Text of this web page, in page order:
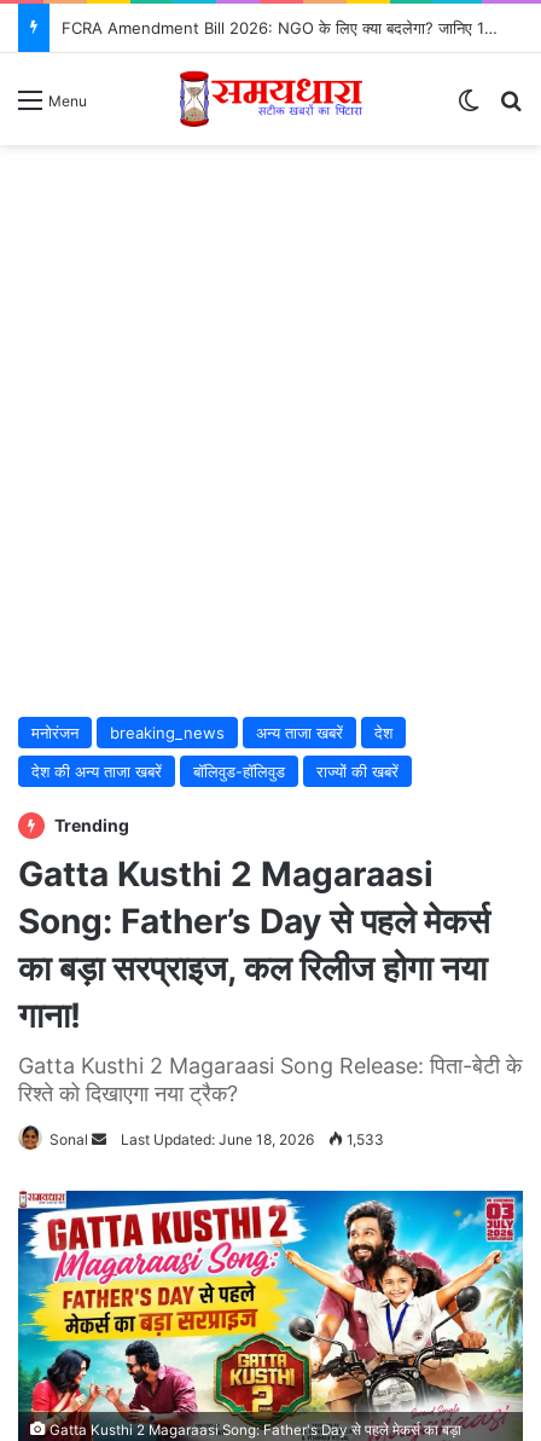
FCRA Amendment Bill 2026: NGO के लिए क्या बदलेगा? जानिए 12 बड़े बदलाव
Menu
मनोरंजन breaking_news अन्य ताजा खबरें
देश
देश की अन्य ताजा खबरें
बॉलिवुड-हॉलिवुड राज्यों की खबरें
Trending
Gatta Kusthi 2 Magaraasi
Song: Father’s Day से पहले मेकर्स
का बड़ा सरप्राइज, कल रिलीज होगा नया
गाना!
Gatta Kusthi 2 Magaraasi Song Release: पिता-बेटी के
रिश्ते को दिखाएगा नया ट्रैक?
Sonal
Send
email
Last Updated: June 18, 2026 1,533
Gatta Kusthi 2 Magaraasi Song: Father's Day से पहले मेकर्स का बड़ा